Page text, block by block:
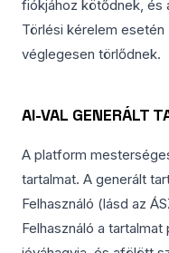
fiókjához kötődnek, és
Törlési kérelem esetén
véglegesen törlődnek.
AI-VAL GENERÁLT
A platform
tartalmat. A generált
Felhasználó (lásd az
Felhasználó a